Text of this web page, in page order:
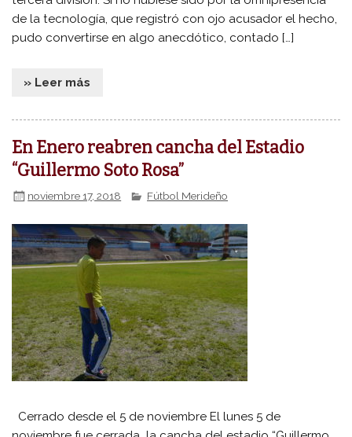
de la tecnología, que registró con ojo acusador el hecho,
pudo convertirse en algo anecdótico, contado […]
» Leer más
En Enero reabren cancha del Estadio
“Guillermo Soto Rosa”
noviembre 17, 2018 Fútbol Merideño
Cerrado desde el 5 de noviembre El lunes 5 de